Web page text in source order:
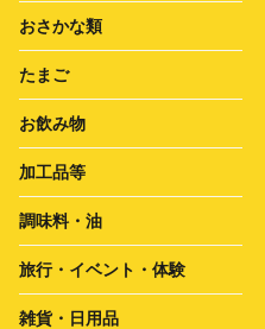
おさかな類
たまご
お飲み物
加工品等
調味料・油
旅行・イベント・体験
雑貨・日用品